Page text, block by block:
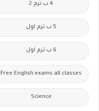
4 ب ترم 2
5 ب ترم اول
6 ب ترم اول
Free.English.exams.all.classes
Science